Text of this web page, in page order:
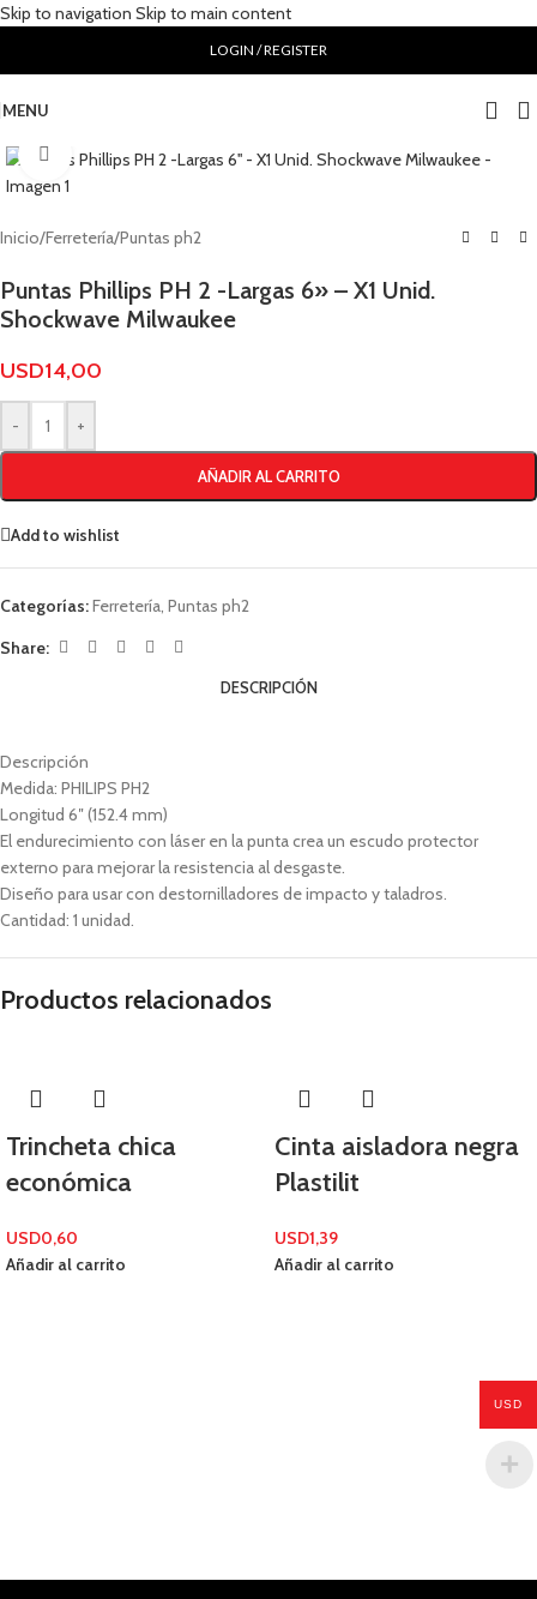
Skip to navigation Skip to main content
LOGIN / REGISTER
MENU
Click to enlarge
Inicio/Ferretería/Puntas ph2
Puntas Phillips PH 2 -Largas 6» – X1 Unid.
Shockwave Milwaukee
USD14,00
- +
AÑADIR AL CARRITO
Add to wishlist
Categorías:Ferretería, Puntas ph2
Share:
DESCRIPCIÓN
Descripción
Medida: PHILIPS PH2
Longitud 6″ (152.4 mm)
El endurecimiento con láser en la punta crea un escudo protector
externo para mejorar la resistencia al desgaste.
Diseño para usar con destornilladores de impacto y taladros.
Cantidad: 1 unidad.
Productos relacionados
Trincheta chica
económica
USD0,60
Añadir al carrito
Cinta aisladora negra
Plastilit
USD1,39
Añadir al carrito
USD